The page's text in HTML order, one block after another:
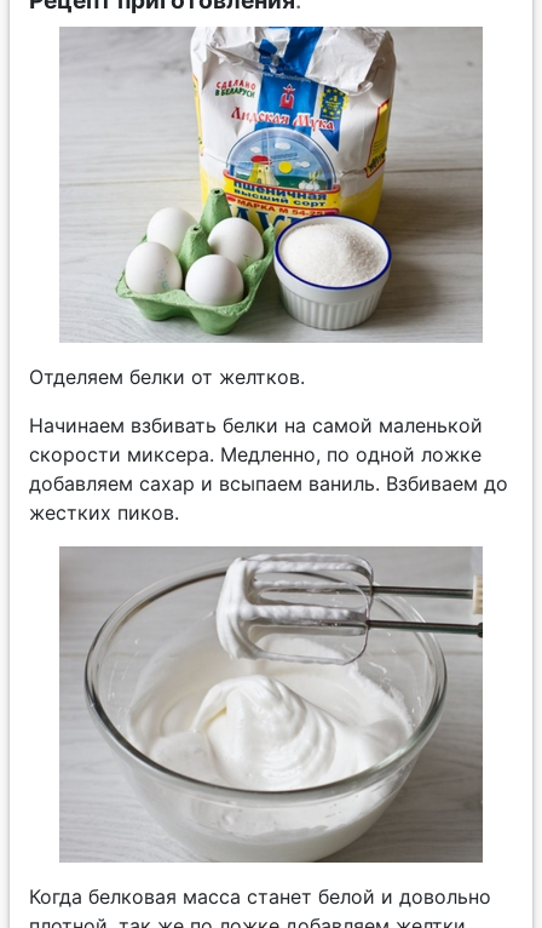
Отделяем белки от желтков.
Начинаем взбивать белки на самой маленькой
скорости миксера. Медленно, по одной ложке
добавляем сахар и всыпаем ваниль. Взбиваем до
жестких пиков.
Когда белковая масса станет белой и довольно